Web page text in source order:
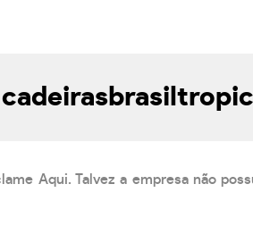
Aqui. Talvez a empresa não